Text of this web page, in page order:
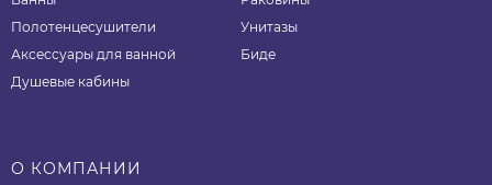
Полотенцесушители
Аксессуары для ванной
Душевые кабины
Унитазы
Биде
О КОМПАНИИ